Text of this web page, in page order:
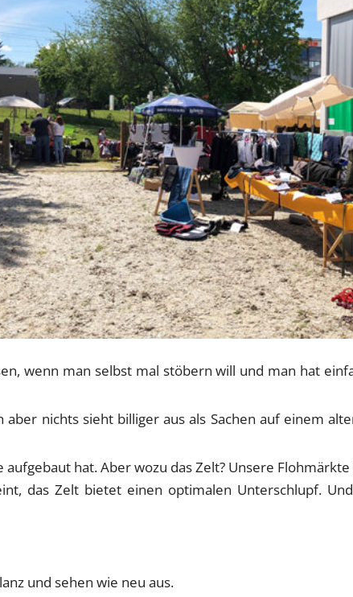
wenn man selbst mal stöbern will und man hat
nichts sieht billiger aus als Sachen auf einem
hat. Aber wozu das Zelt? Unsere
das Zelt bietet einen optimalen Unterschlupf.
und sehen wie neu aus.